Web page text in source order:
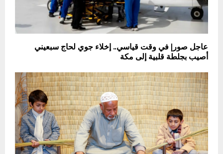
عاجل صور| في وقت قياسي.. إخلاء جوي لحاج سبعيني
أصيب بجلطة قلبية إلى مكة